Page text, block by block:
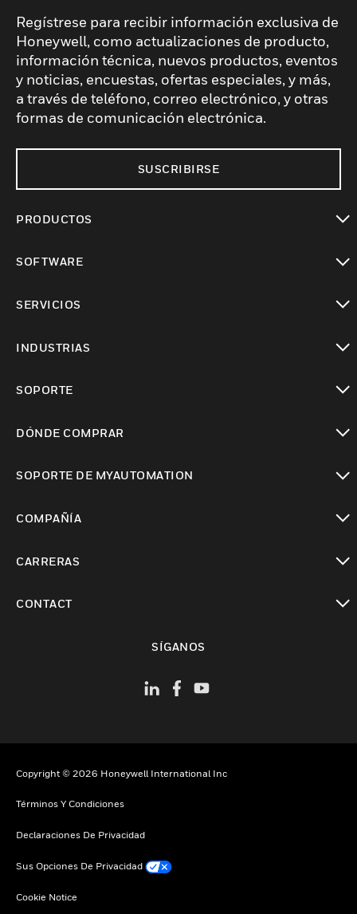
Regístrese para recibir información exclusiva de
Honeywell, como actualizaciones de producto,
información técnica, nuevos productos, eventos
y noticias, encuestas, ofertas especiales, y más,
a través de teléfono, correo electrónico, y otras
formas de comunicación electrónica.
SUSCRIBIRSE
PRODUCTOS
SOFTWARE
SERVICIOS
INDUSTRIAS
SOPORTE
DÓNDE COMPRAR
SOPORTE DE MYAUTOMATION
COMPAÑÍA
CARRERAS
CONTACT
SÍGANOS
Copyright © 2026 Honeywell International Inc
Términos Y Condiciones
Declaraciones De Privacidad
Sus Opciones De Privacidad
Cookie Notice